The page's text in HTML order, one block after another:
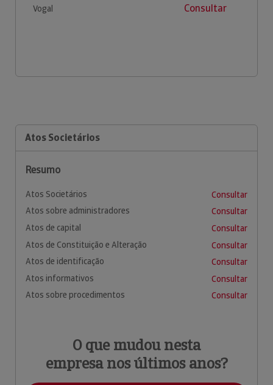
Vogal Consultar
Atos Societários
Resumo
Atos Societários
Consultar
Atos sobre administradores
Consultar
Atos de capital
Consultar
Atos de Constituição e Alteração
Consultar
Atos de identificação
Consultar
Atos informativos
Consultar
Atos sobre procedimentos
Consultar
O que mudou nesta
empresa nos últimos anos?